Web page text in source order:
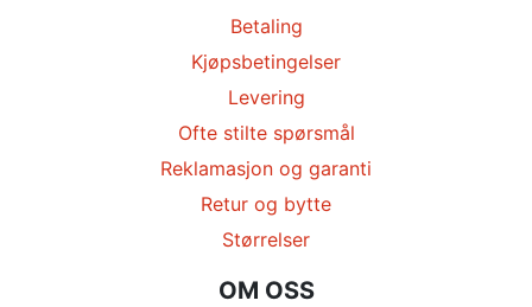
Betaling
Kjøpsbetingelser
Levering
Ofte stilte spørsmål
Reklamasjon og garanti
Retur og bytte
Størrelser
OM OSS